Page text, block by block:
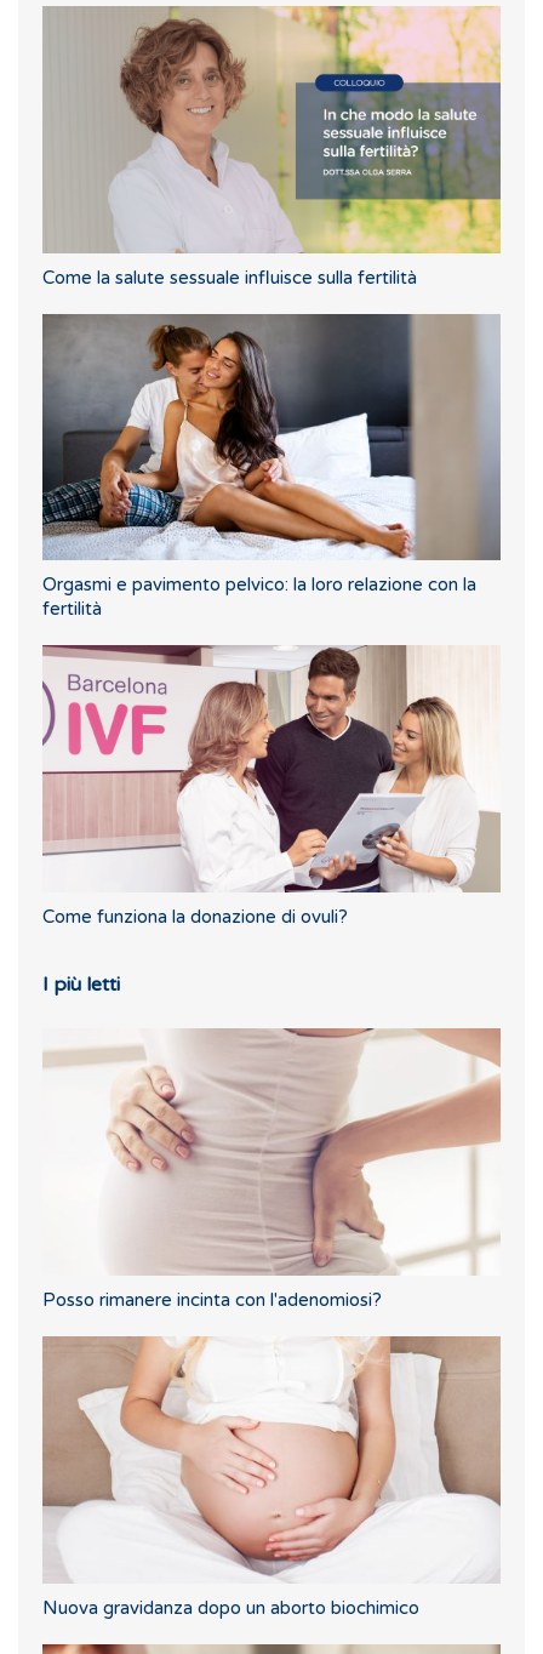
Come la salute sessuale influisce sulla fertilità
Orgasmi e pavimento pelvico: la loro relazione con la
fertilità
Come funziona la donazione di ovuli?
I più letti
Posso rimanere incinta con l'adenomiosi?
Nuova gravidanza dopo un aborto biochimico